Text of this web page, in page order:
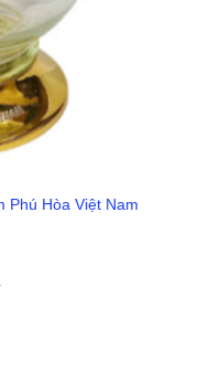
Phú Hòa Việt Nam